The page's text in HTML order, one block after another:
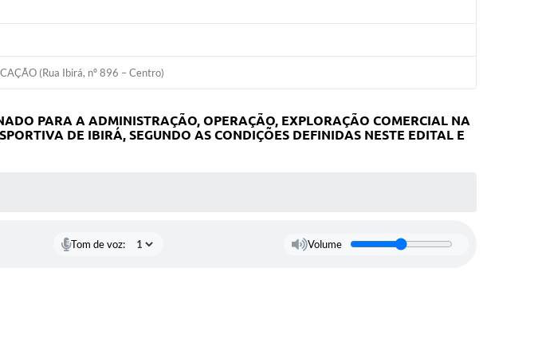
(Rua Ibirá, nº 896 – Centro)
PARA A ADMINISTRAÇÃO, OPERAÇÃO, EXPLORAÇÃO COMERCIAL NA
DE IBIRÁ, SEGUNDO AS CONDIÇÕES DEFINIDAS NESTE EDITAL E
Tom de voz: Volume